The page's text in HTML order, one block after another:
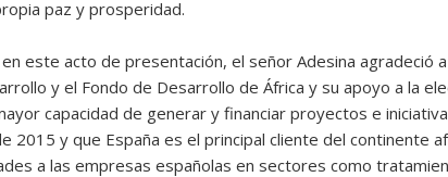
paz y prosperidad.
este acto de presentación, el señor Adesina agradeció
y el Fondo de Desarrollo de África y su apoyo a la
capacidad de generar y financiar proyectos e
2015 y que España es el principal cliente del continente
a las empresas españolas en sectores como